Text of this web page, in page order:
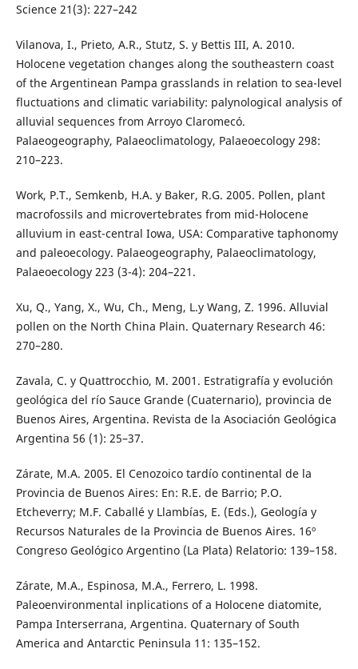
Science 21(3): 227–242
Vilanova, I., Prieto, A.R., Stutz, S. y Bettis III, A. 2010.
Holocene vegetation changes along the southeastern coast
of the Argentinean Pampa grasslands in relation to sea-level
fluctuations and climatic variability: palynological analysis of
alluvial sequences from Arroyo Claromecó.
Palaeogeography, Palaeoclimatology, Palaeoecology 298:
210–223.
Work, P.T., Semkenb, H.A. y Baker, R.G. 2005. Pollen, plant
macrofossils and microvertebrates from mid-Holocene
alluvium in east-central Iowa, USA: Comparative taphonomy
and paleoecology. Palaeogeography, Palaeoclimatology,
Palaeoecology 223 (3-4): 204–221.
Xu, Q., Yang, X., Wu, Ch., Meng, L.y Wang, Z. 1996. Alluvial
pollen on the North China Plain. Quaternary Research 46:
270–280.
Zavala, C. y Quattrocchio, M. 2001. Estratigrafía y evolución
geológica del río Sauce Grande (Cuaternario), provincia de
Buenos Aires, Argentina. Revista de la Asociación Geológica
Argentina 56 (1): 25–37.
Zárate, M.A. 2005. El Cenozoico tardío continental de la
Provincia de Buenos Aires: En: R.E. de Barrio; P.O.
Etcheverry; M.F. Caballé y Llambías, E. (Eds.), Geología y
Recursos Naturales de la Provincia de Buenos Aires. 16º
Congreso Geológico Argentino (La Plata) Relatorio: 139–158.
Zárate, M.A., Espinosa, M.A., Ferrero, L. 1998.
Paleoenvironmental inplications of a Holocene diatomite,
Pampa Interserrana, Argentina. Quaternary of South
America and Antarctic Peninsula 11: 135–152.